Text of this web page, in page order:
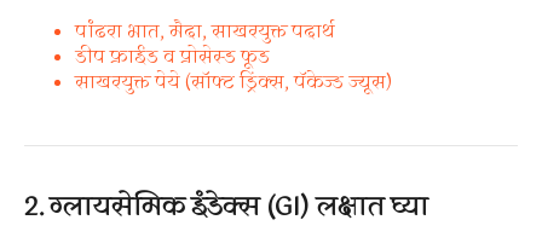
पांढरा भात, मैदा, साखरयुक्त पदार्थ
डीप फ्राईड व प्रोसेस्ड फूड
साखरयुक्त पेये (सॉफ्ट ड्रिंक्स, पॅकेज्ड ज्यूस)
2.ग्लायसेमिक इंडेक्स (GI) लक्षात घ्या